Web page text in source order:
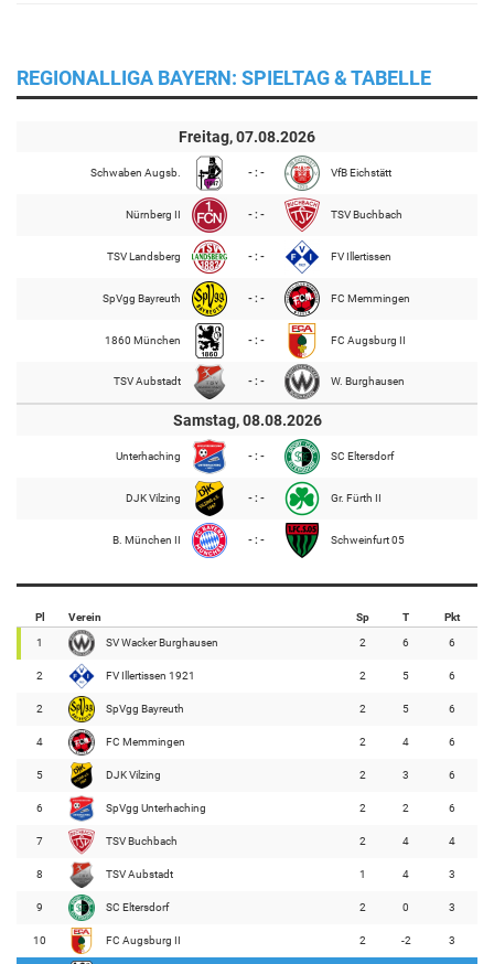
REGIONALLIGA BAYERN: SPIELTAG & TABELLE
Freitag, 07.08.2026
Schwaben Augsb. - : - VfB Eichstätt
Nürnberg II - : - TSV Buchbach
TSV Landsberg - : - FV Illertissen
SpVgg Bayreuth - : - FC Memmingen
1860 München - : - FC Augsburg II
TSV Aubstadt - : - W. Burghausen
Samstag, 08.08.2026
Unterhaching - : - SC Eltersdorf
DJK Vilzing - : - Gr. Fürth II
B. München II - : - Schweinfurt 05
Pl Verein Sp T Pkt
1 SV Wacker Burghausen 2 6 6
2 FV Illertissen 1921 2 5 6
2 SpVgg Bayreuth 2 5 6
4 FC Memmingen 2 4 6
5 DJK Vilzing 2 3 6
6 SpVgg Unterhaching 2 2 6
7 TSV Buchbach 2 4 4
8 TSV Aubstadt 1 4 3
9 SC Eltersdorf 2 0 3
10 FC Augsburg II 2 -2 3